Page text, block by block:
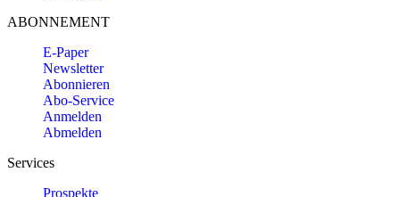
ABONNEMENT
E-Paper
Newsletter
Abonnieren
Abo-Service
Anmelden
Abmelden
Services
Prospekte